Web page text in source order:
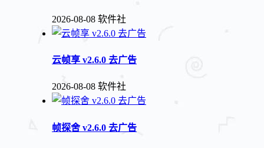
2026-08-08 软件社
云帧享 v2.6.0 去广告
2026-08-08 软件社
帧探舍 v2.6.0 去广告